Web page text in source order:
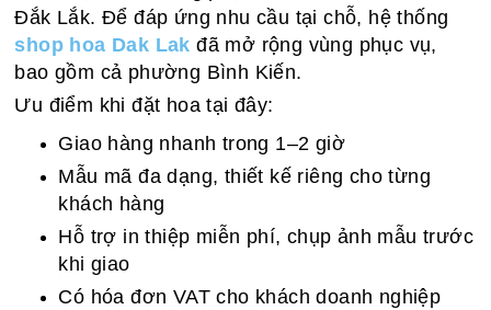
Đắk Lắk. Để đáp ứng nhu cầu tại chỗ, hệ thống
shop hoa Dak Lak đã mở rộng vùng phục vụ,
bao gồm cả phường Bình Kiến.
Ưu điểm khi đặt hoa tại đây:
Giao hàng nhanh trong 1–2 giờ
Mẫu mã đa dạng, thiết kế riêng cho từng
khách hàng
Hỗ trợ in thiệp miễn phí, chụp ảnh mẫu trước
khi giao
Có hóa đơn VAT cho khách doanh nghiệp